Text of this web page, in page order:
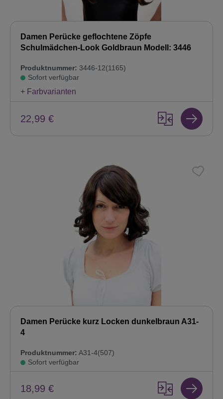
Damen Perücke geflochtene Zöpfe
Schulmädchen-Look Goldbraun Modell: 3446
Produktnummer: 3446-12(1165)
Sofort verfügbar
+ Farbvarianten
22,99 €
Damen Perücke kurz Locken dunkelbraun A31-
4
Produktnummer: A31-4(507)
Sofort verfügbar
18,99 €